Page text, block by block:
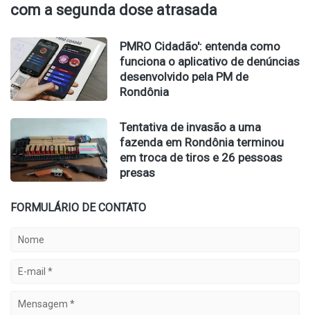
com a segunda dose atrasada
PMRO Cidadão': entenda como
funciona o aplicativo de denúncias
desenvolvido pela PM de
Rondônia
Tentativa de invasão a uma
fazenda em Rondônia terminou
em troca de tiros e 26 pessoas
presas
FORMULÁRIO DE CONTATO